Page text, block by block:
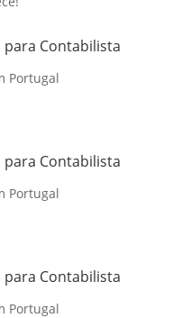
Contabilista
Portugal
Contabilista
Portugal
Contabilista
Portugal